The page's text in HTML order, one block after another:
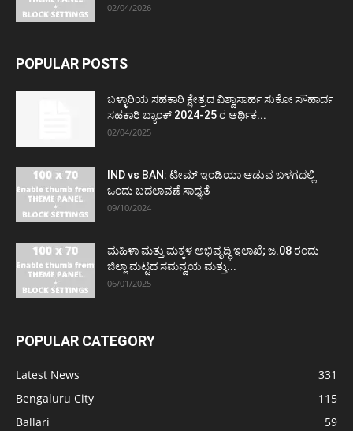
02/04/2026
POPULAR POSTS
ಬಳ್ಳಾರಿಯ ಸಹಕಾರಿ ಕ್ಷೇತ್ರದ ವಿಶ್ವಾಸಾರ್ಹ ಸುಕೋ ಸೌಹಾರ್ದ
ಸಹಕಾರಿ ಬ್ಯಾಂಕ್ 2024-25 ರ ಆರ್ಥಿಕ...
02/04/2025
IND vs BAN: ಟೀಮ್ ಇಂಡಿಯಾ ಆಡುವ ಬಳಗದಲ್ಲಿ
ಒಂದು ಬದಲಾವಣೆ ಸಾಧ್ಯತೆ
09/10/2024
ಮಹಿಳಾ ಮತ್ತು ಮಕ್ಕಳ ಅಭಿವೃದ್ಧಿ ಇಲಾಖೆ; ಜ.08 ರಂದು
ಜಿಲ್ಲಾ ಮಟ್ಟದ ಸಮನ್ವಯ ಮತ್ತು...
06/01/2025
POPULAR CATEGORY
Latest News
331
Bengaluru City
115
Ballari
59